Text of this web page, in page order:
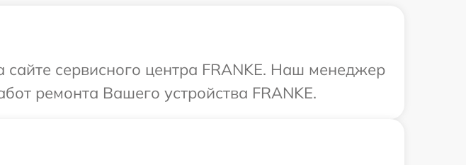
сервисного центра FRANKE. Наш менеджер
ремонта Вашего устройства FRANKE.